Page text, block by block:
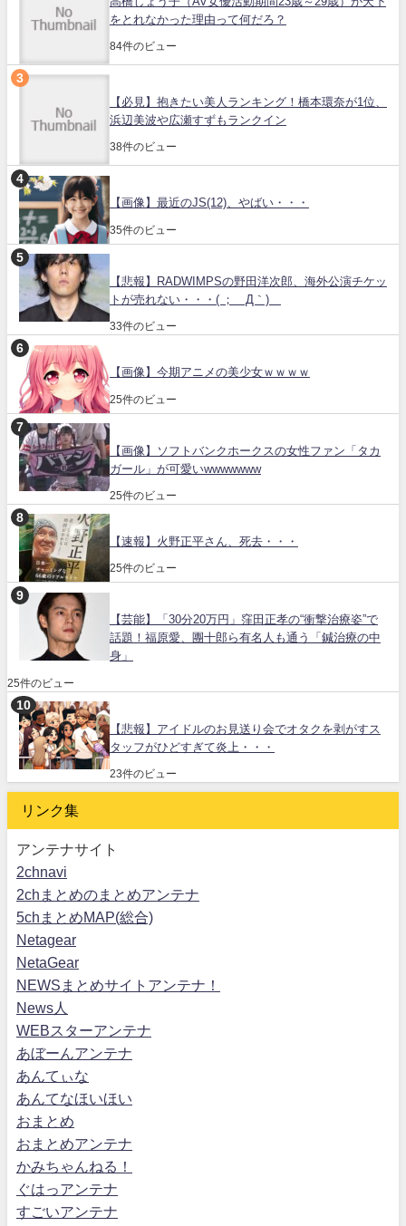
をとれなかった理由って何だろ？
84件のビュー
【必見】抱きたい美人ランキング！橋本環奈が1位、
浜辺美波や広瀬すずもランクイン
38件のビュー
【画像】最近のJS(12)、やばい・・・
35件のビュー
【悲報】RADWIMPSの野田洋次郎、海外公演チケッ
トが売れない・・・( ；´Д｀)
33件のビュー
【画像】今期アニメの美少女ｗｗｗｗ
25件のビュー
【画像】ソフトバンクホークスの女性ファン「タカ
ガール」が可愛いwwwwwww
25件のビュー
【速報】火野正平さん、死去・・・
25件のビュー
【芸能】「30分20万円」窪田正孝の“衝撃治療姿”で
話題！福原愛、團十郎ら有名人も通う「鍼治療の中
身」
25件のビュー
【悲報】アイドルのお見送り会でオタクを剥がすス
タッフがひどすぎて炎上・・・
23件のビュー
リンク集
アンテナサイト
2chnavi
2chまとめのまとめアンテナ
5chまとめMAP(総合)
Netagear
NetaGear
NEWSまとめサイトアンテナ！
News人
WEBスターアンテナ
あぼーんアンテナ
あんてぃな
あんてなほいほい
おまとめ
おまとめアンテナ
かみちゃんねる！
ぐはっアンテナ
すごいアンテナ